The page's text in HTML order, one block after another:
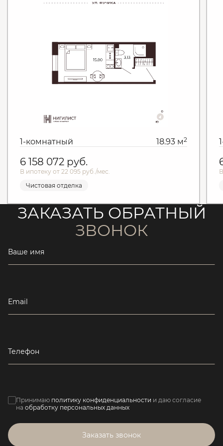
1-комнатный 18.93 м2
6 158 072 руб.
В ипотеку от 22 095 руб./мес.
Чистовая отделка
ЗАКАЗАТЬ ОБРАТНЫЙ
ЗВОНОК
Ваше имя
Email
Телефон
Принимаю политику конфиденциальности и даю согласие
на обработку персональных данных
Заказать звонок